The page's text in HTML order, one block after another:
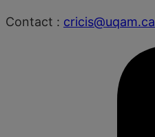
Contact : cricis@uqam.ca